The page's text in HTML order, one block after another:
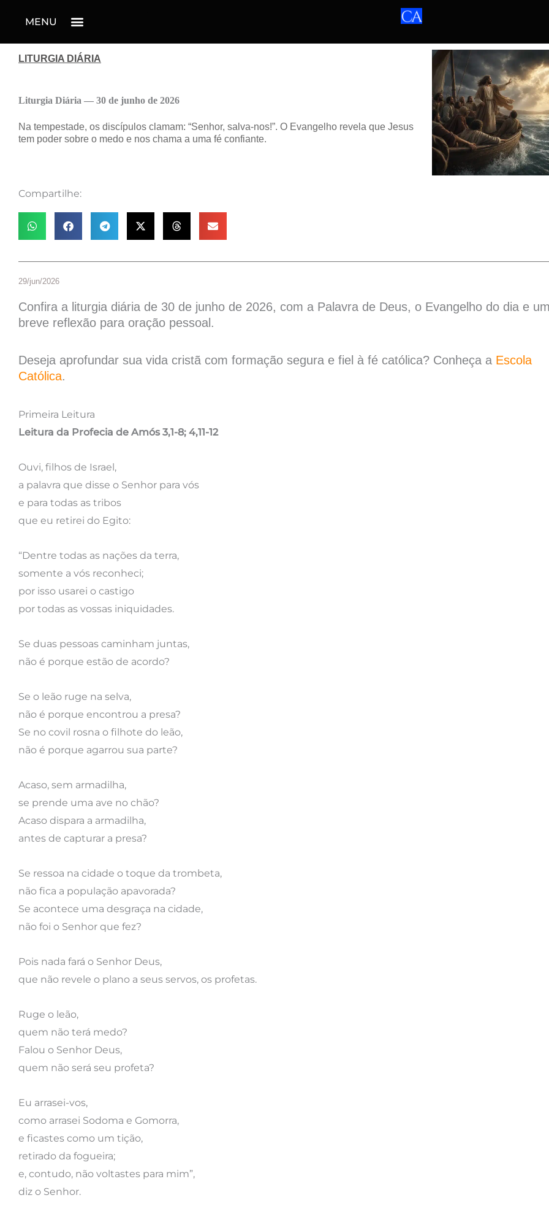
MENU
LITURGIA DIÁRIA
Liturgia Diária — 30 de junho de 2026
Na tempestade, os discípulos clamam: “Senhor, salva-nos!”. O Evangelho revela que Jesus
tem poder sobre o medo e nos chama a uma fé confiante.
Compartilhe:
29/jun/2026
Confira a liturgia diária de 30 de junho de 2026, com a Palavra de Deus, o Evangelho do dia e
breve reflexão para oração pessoal.
Deseja aprofundar sua vida cristã com formação segura e fiel à fé católica? Conheça a Escola
Católica.
Primeira Leitura
Leitura da Profecia de Amós 3,1-8; 4,11-12
Ouvi, filhos de Israel,
a palavra que disse o Senhor para vós
e para todas as tribos
que eu retirei do Egito:
“Dentre todas as nações da terra,
somente a vós reconheci;
por isso usarei o castigo
por todas as vossas iniquidades.
Se duas pessoas caminham juntas,
não é porque estão de acordo?
Se o leão ruge na selva,
não é porque encontrou a presa?
Se no covil rosna o filhote do leão,
não é porque agarrou sua parte?
Acaso, sem armadilha,
se prende uma ave no chão?
Acaso dispara a armadilha,
antes de capturar a presa?
Se ressoa na cidade o toque da trombeta,
não fica a população apavorada?
Se acontece uma desgraça na cidade,
não foi o Senhor que fez?
Pois nada fará o Senhor Deus,
que não revele o plano a seus servos, os profetas.
Ruge o leão,
quem não terá medo?
Falou o Senhor Deus,
quem não será seu profeta?
Eu arrasei-vos,
como arrasei Sodoma e Gomorra,
e ficastes como um tição,
retirado da fogueira;
e, contudo, não voltastes para mim”,
diz o Senhor.